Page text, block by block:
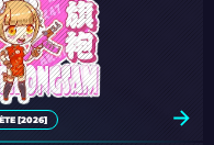
[2026]